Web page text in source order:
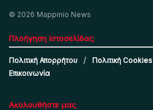
© 2026 Mappinio News
Πλοήγηση Ιστοσελίδας
Πολιτική Απορρήτου Πολιτική Cookies
Επικοινωνία
Ακολουθήστε μας